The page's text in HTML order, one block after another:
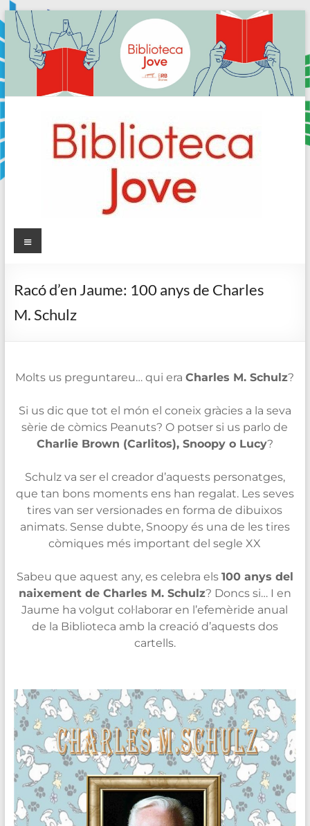
Skip
content
Sala
Biblioteca
de
Menú
Racó d’en Jaume: 100 anys de Charles
M. Schulz
Molts us preguntareu… qui eraCharles M.Schulz?
Si us dic que tot el món el coneix gràcies a la seva
sèrie de còmics Peanuts? O potser si us parlo de
Charlie Brown (Carlitos), Snoopyo Lucy?
Schulzva ser el creador d’aquests personatges,
que tan bons moments ens han regalat. Les seves
tires van ser versionades en forma de dibuixos
animats. Sense dubte, Snoopyés una de les tires
còmiques més important del segle XX
Sabeu que aquest any, escelebra els 100anys del
naixement de Charles M. Schulz? Doncs si…I en
Jaume ha volgut col·laborar en l’efemèride anual
de la Biblioteca amb la creació d’aquests dos
cartells.